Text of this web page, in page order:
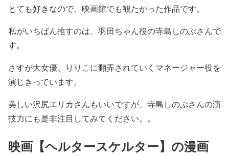
とても好きなので、映画館でも観たかった作品です。
私がいちばん推すのは、 羽田ちゃん役の寺島しのぶさんで
す。
さすが大女優、りりこに翻弄されていくマネージャー役を
演じきっています。
美しい沢尻エリカさんもいいですが、寺島しのぶさんの演
技力にも是非注目してみてください。。
映画【ヘルタースケルター】の漫画